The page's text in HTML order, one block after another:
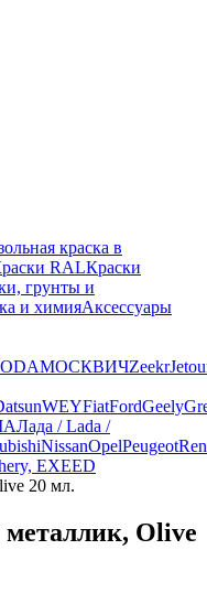
краска в
RALКраски
грунты и
и химияАксессуары
МОСКВИЧZeekr
WEYFiatFordGeely
Лада / Lada /
NissanOpelPeugeot
EXEED
20 мл.
Olive